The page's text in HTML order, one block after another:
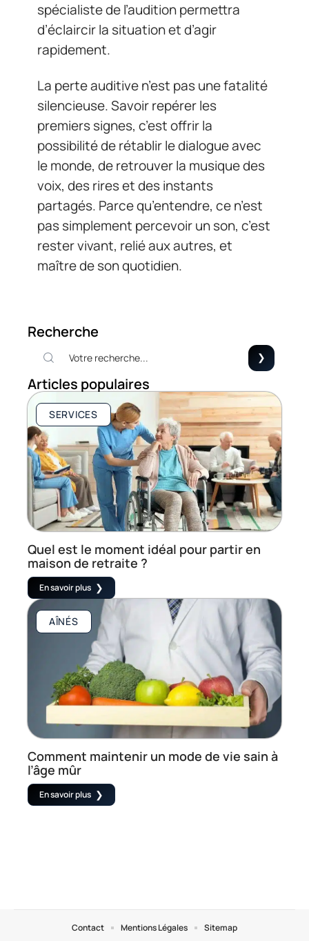
spécialiste de l’audition permettra
d’éclaircir la situation et d’agir
rapidement.
La perte auditive n’est pas une fatalité
silencieuse. Savoir repérer les
premiers signes, c’est offrir la
possibilité de rétablir le dialogue avec
le monde, de retrouver la musique des
voix, des rires et des instants
partagés. Parce qu’entendre, ce n’est
pas simplement percevoir un son, c’est
rester vivant, relié aux autres, et
maître de son quotidien.
Recherche
Articles populaires
SERVICES
Quel est le moment idéal pour partir en
maison de retraite ?
En savoir plus
AÎNÉS
Comment maintenir un mode de vie sain à
l’âge mûr
En savoir plus
Contact Mentions Légales Sitemap